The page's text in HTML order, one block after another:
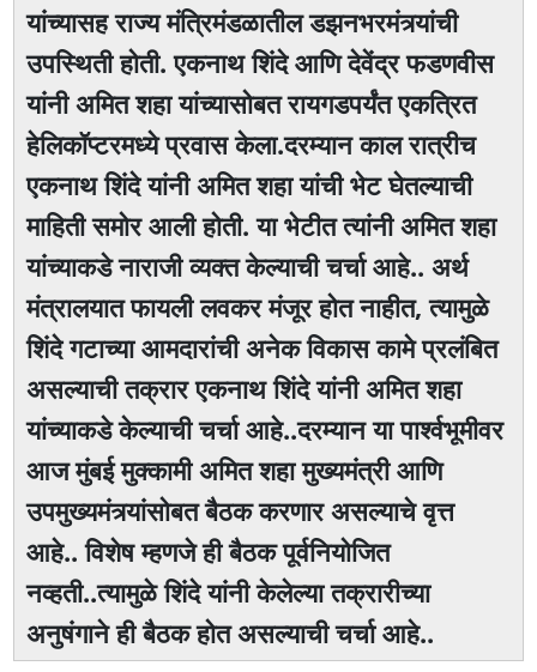
यांच्यासह राज्य मंत्रिमंडळातील डझनभरमंत्र्यांची
उपस्थिती होती. एकनाथ शिंदे आणि देवेंद्र फडणवीस
यांनी अमित शहा यांच्यासोबत रायगडपर्यंत एकत्रित
हेलिकॉप्टरमध्ये प्रवास केला.दरम्यान काल रात्रीच
एकनाथ शिंदे यांनी अमित शहा यांची भेट घेतल्याची
माहिती समोर आली होती. या भेटीत त्यांनी अमित शहा
यांच्याकडे नाराजी व्यक्त केल्याची चर्चा आहे.. अर्थ
मंत्रालयात फायली लवकर मंजूर होत नाहीत, त्यामुळे
शिंदे गटाच्या आमदारांची अनेक विकास कामे प्रलंबित
असल्याची तक्रार एकनाथ शिंदे यांनी अमित शहा
यांच्याकडे केल्याची चर्चा आहे..दरम्यान या पार्श्वभूमीवर
आज मुंबई मुक्कामी अमित शहा मुख्यमंत्री आणि
उपमुख्यमंत्र्यांसोबत बैठक करणार असल्याचे वृत्त
आहे.. विशेष म्हणजे ही बैठक पूर्वनियोजित
नव्हती..त्यामुळे शिंदे यांनी केलेल्या तक्रारीच्या
अनुषंगाने ही बैठक होत असल्याची चर्चा आहे..